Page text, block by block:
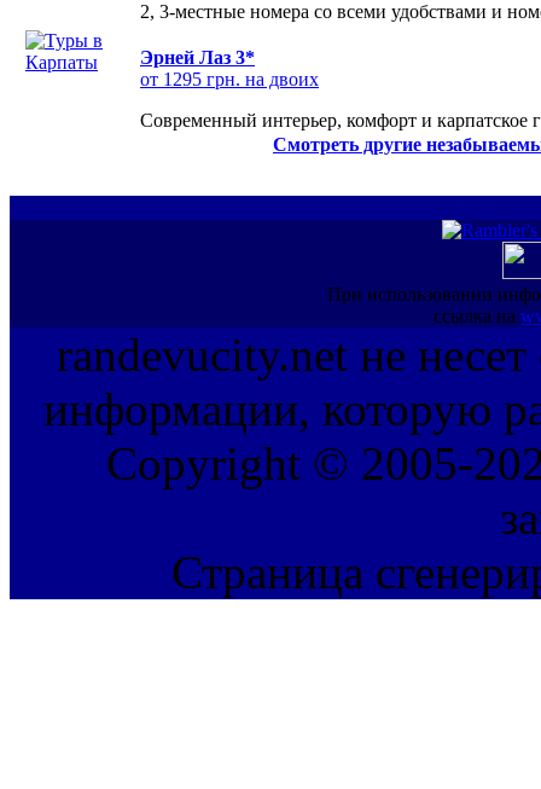
2, 3-местные номера со всеми удобствами и
Эрней Лаз 3*
от 1295 грн. на двоих
Современный интерьер, комфорт и карпатское
Смотреть другие
При использовании
ссылка на
randevucity.net не несет
информации, которую
Copyright © 2005-
Страница